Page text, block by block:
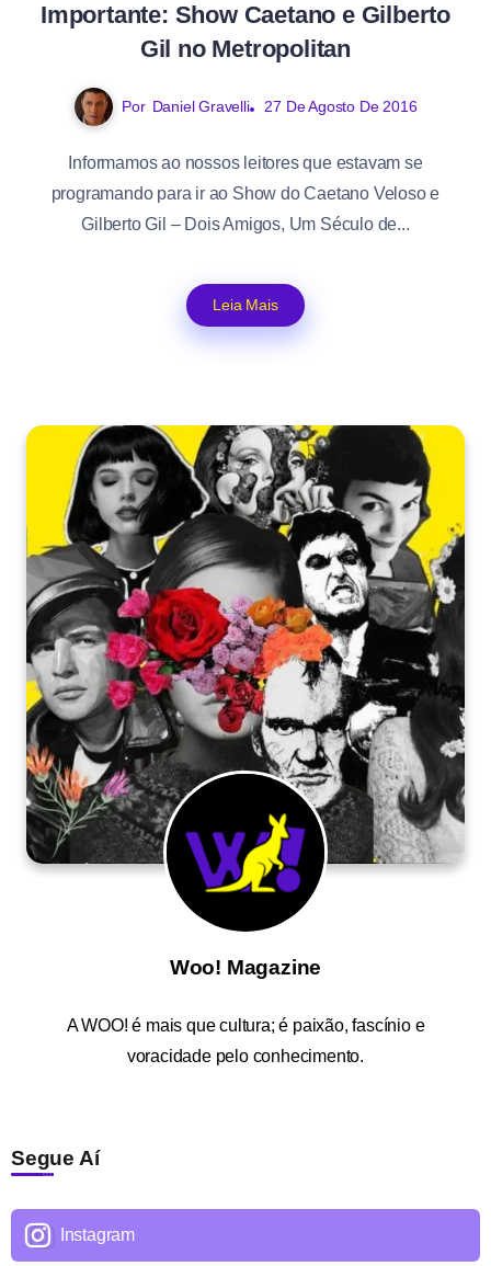
Importante: Show Caetano e Gilberto
Gil no Metropolitan
Por Daniel Gravelli 27 De Agosto De 2016
Informamos ao nossos leitores que estavam se
programando para ir ao Show do Caetano Veloso e
Gilberto Gil – Dois Amigos, Um Século de...
Leia Mais
Woo! Magazine
AWOO! é mais que cultura; é paixão, fascínio e
voracidade pelo conhecimento.
Segue Aí
Instagram